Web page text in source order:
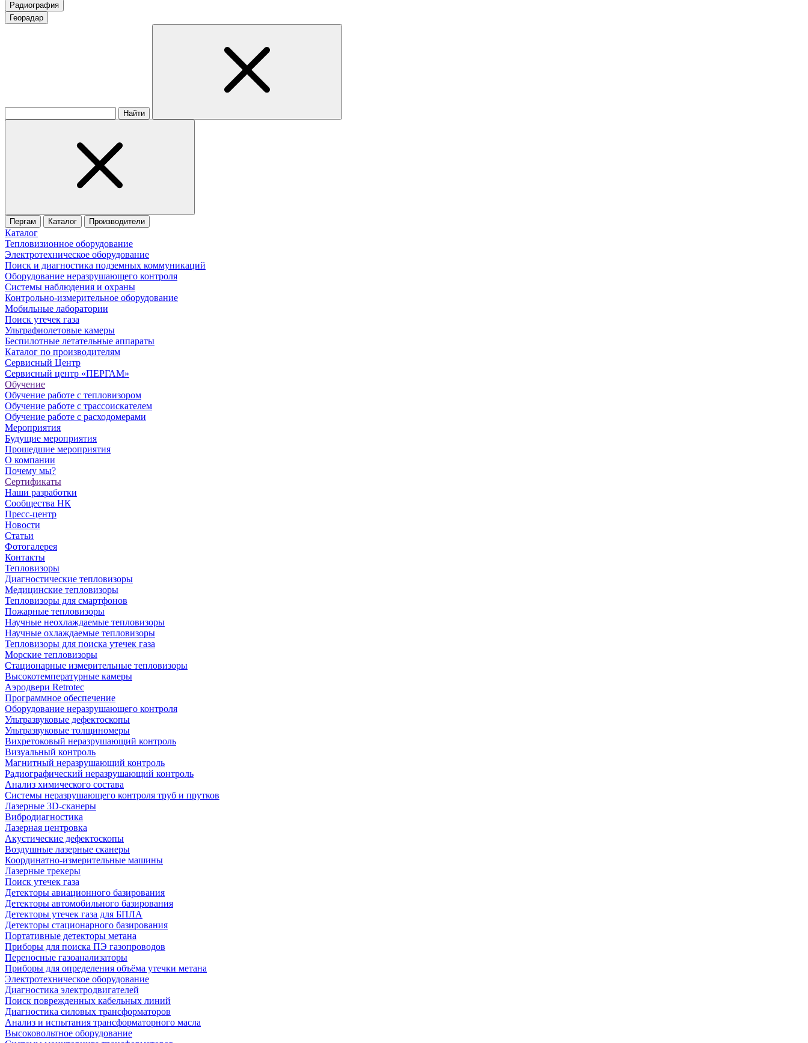
Радиография
Георадар
Найти
Пергам Каталог Производители
Каталог
Тепловизионное оборудование
Электротехническое оборудование
Поиск и диагностика подземных коммуникаций
Оборудование неразрушающего контроля
Системы наблюдения и охраны
Контрольно-измерительное оборудование
Мобильные лаборатории
Поиск утечек газа
Ультрафиолетовые камеры
Беспилотные летательные аппараты
Каталог по производителям
Сервисный Центр
Сервисный центр «ПЕРГАМ»
Обучение
Обучение работе с тепловизором
Обучение работе с трассоискателем
Обучение работе с расходомерами
Мероприятия
Будущие мероприятия
Прошедшие мероприятия
О компании
Почему мы?
Сертификаты
Наши разработки
Сообщества НК
Пресс-центр
Новости
Статьи
Фотогалерея
Контакты
Тепловизоры
Диагностические тепловизоры
Медицинские тепловизоры
Тепловизоры для смартфонов
Пожарные тепловизоры
Научные неохлаждаемые тепловизоры
Научные охлаждаемые тепловизоры
Тепловизоры для поиска утечек газа
Морские тепловизоры
Стационарные измерительные тепловизоры
Высокотемпературные камеры
Аэродвери Retrotec
Программное обеспечение
Оборудование неразрушающего контроля
Ультразвуковые дефектоскопы
Ультразвуковые толщиномеры
Вихретоковый неразрушающий контроль
Визуальный контроль
Магнитный неразрушающий контроль
Радиографический неразрушающий контроль
Анализ химического состава
Системы неразрушающего контроля труб и прутков
Лазерные 3D-сканеры
Вибродиагностика
Лазерная центровка
Акустические дефектоскопы
Воздушные лазерные сканеры
Координатно-измерительные машины
Лазерные трекеры
Поиск утечек газа
Детекторы авиационного базирования
Детекторы автомобильного базирования
Детекторы утечек газа для БПЛА
Детекторы стационарного базирования
Портативные детекторы метана
Приборы для поиска ПЭ газопроводов
Переносные газоанализаторы
Приборы для определения объёма утечки метана
Электротехническое оборудование
Диагностика электродвигателей
Поиск поврежденных кабельных линий
Диагностика силовых трансформаторов
Анализ и испытания трансформаторного масла
Высоковольтное оборудование